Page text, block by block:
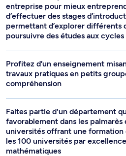
entreprise pour mieux
d’effectuer des stages
permettant d’explorer différents
poursuivre des études aux
Profitez d’un enseignement
travaux pratiques en petits
compréhension
Faites partie d'un département
favorablement dans les palmarès
universités offrant une formation
les 100 universités par
mathématiques